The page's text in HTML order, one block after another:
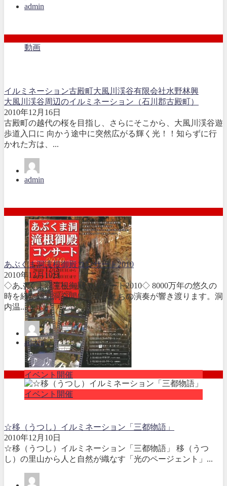
admin
動画
イルミネーション古殿町大風川渓谷有限会社水野林興
大風川渓谷周辺のイルミネーション（石川郡古殿町）
2010年12月16日
古殿町の越代の桜を目指し、さらにそこから、大風川渓谷遊
歩道入口に 向かう途中に突然広がる輝く光！！知らずに行
かれた方は、...
admin
イベント開催
あぶくま洞滝根御殿コンサート2010
2010年12月10日
◇あぶくま洞滝根御殿コンサート2010◇ 8000万年の悠久の
時を経た鍾乳洞空間に音楽家たちの演奏が響き渡ります。洞
内温...
admin
イベント開催
☆移（うつし）イルミネーション「三都物語」
2010年12月10日
☆移（うつし）イルミネーション「三都物語」 移（うつ
し）の里山から人と自然が織なす「光のページェント」...